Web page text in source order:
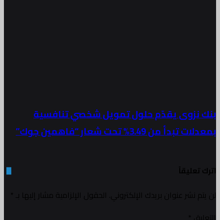
نزوى يقدّم حلول تمويل شخصي تنافسية
من 3.49% تحت شعار “فاهمين جوك”
تعليقاً
نشر عنوان بريدك الإلكتروني.الحقول الإلزامية مشار إليها بـ*